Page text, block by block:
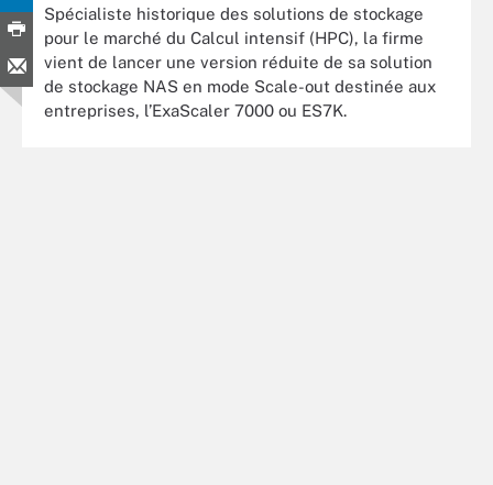
Spécialiste historique des solutions de stockage
pour le marché du Calcul intensif (HPC), la firme
vient de lancer une version réduite de sa solution
de stockage NAS en mode Scale-out destinée aux
entreprises, l’ExaScaler 7000 ou ES7K.